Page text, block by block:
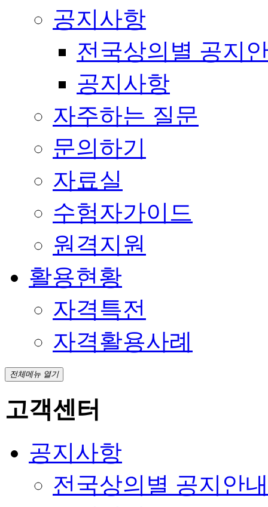
공지사항
전국상의별 공지
공지사항
자주하는 질문
문의하기
자료실
수험자가이드
원격지원
활용현황
자격특전
자격활용사례
전체메뉴 열기
고객센터
공지사항
전국상의별 공지안내